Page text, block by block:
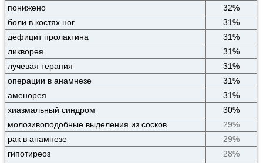
понижено
32%
боли в костях ног
31%
дефицит пролактина
31%
ликворея
31%
лучевая терапия
31%
операции в анамнезе
31%
аменорея
31%
хиазмальный синдром
30%
молозивоподобные выделения из сосков
29%
рак в анамнезе
29%
гипотиреоз
28%